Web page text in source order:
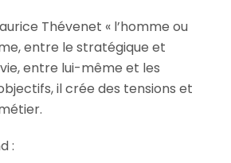
Thévenet « l’homme ou
entre le stratégique et
entre lui-même et les
il crée des tensions et
: